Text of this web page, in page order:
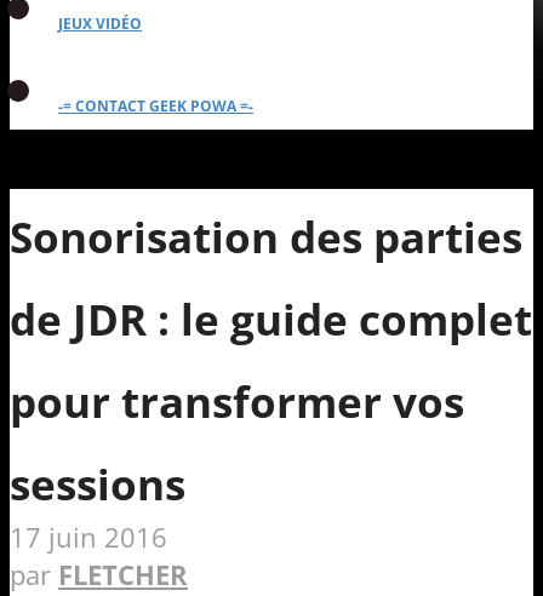
JEUX VIDÉO
-= CONTACT GEEK POWA =-
Sonorisation des parties
de JDR : le guide complet
pour transformer vos
sessions
17 juin 2016
par FLETCHER